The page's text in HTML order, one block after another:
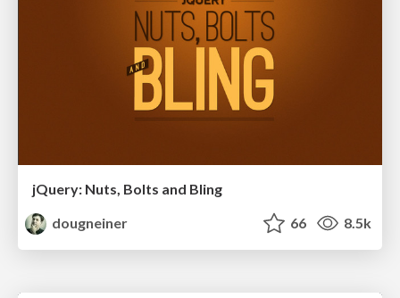
jQuery: Nuts, Bolts and Bling
dougneiner
66 8.5k